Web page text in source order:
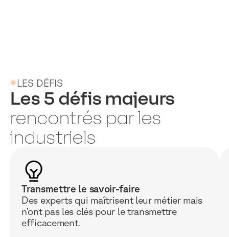
LES DÉFIS
Les 5 défis majeurs
rencontrés par les
industriels
Transmettre le savoir-faire
Des experts qui maîtrisent leur métier mais
n’ont pas les clés pour le transmettre
efficacement.